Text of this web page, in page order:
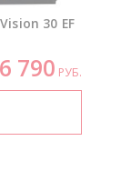
30 EF
790 РУБ.